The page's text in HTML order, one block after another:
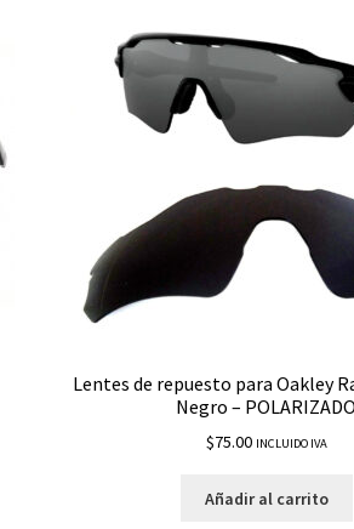
Lentes de repuesto para Oakley
Negro – POLARIZADO
$75.00 INCLUIDO IVA
Añadir al carrito